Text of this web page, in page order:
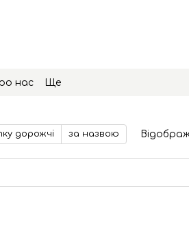
нас Ще
дорожчі за назвою